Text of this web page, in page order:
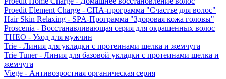
Proedit Element Charge - СПА-программа "Счастье для волос"
Hair Skin Relaxing - SPA-Программа "Здоровая кожа головы"
Proscenia - Восстанавливающая серия для окрашенных волос
THEO - Уход для мужчин
Trie - Линия для укладки с протеинами шелка и жемчуга
Trie Tuner - Линия для базовой укладки с протеинами шелка и
жемчуга
Viege - Антивозростная органическая серия